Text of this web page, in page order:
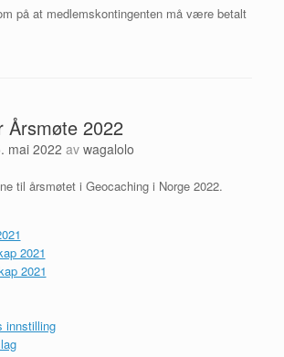
på at medlemskontingenten må være betalt
Årsmøte 2022
mai 2022 av wagalolo
til årsmøtet i Geocaching i Norge 2022.
2021
2021
innstilling